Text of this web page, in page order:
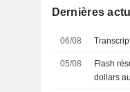
Dernières
06/08
05/08
Flash
dollars